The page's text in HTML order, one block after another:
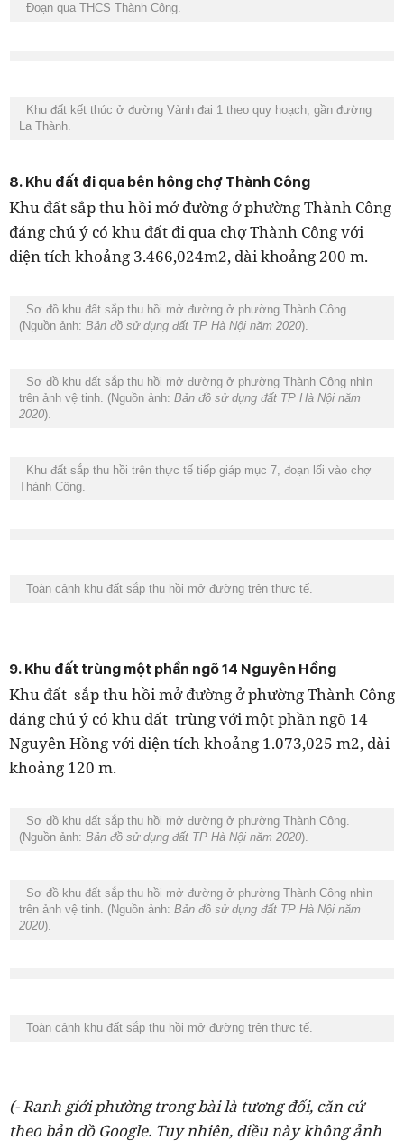
Đoạn qua THCS Thành Công.
Khu đất kết thúc ở đường Vành đai 1 theo quy hoạch, gần đường
La Thành.
8. Khu đất đi qua bên hông chợ Thành Công
Khu đất sắp thu hồi mở đường ở phường Thành Công
đáng chú ý có khu đất đi qua chợ Thành Công với
diện tích khoảng 3.466,024m2, dài khoảng 200 m.
Sơ đồ khu đất sắp thu hồi mở đường ở phường Thành Công.
(Nguồn ảnh: Bản đồ sử dụng đất TP Hà Nội năm 2020).
Sơ đồ khu đất sắp thu hồi mở đường ở phường Thành Công nhìn
trên ảnh vệ tinh. (Nguồn ảnh: Bản đồ sử dụng đất TP Hà Nội năm
2020).
Khu đất sắp thu hồi trên thực tế tiếp giáp mục 7, đoạn lối vào chợ
Thành Công.
Toàn cảnh khu đất sắp thu hồi mở đường trên thực tế.
9. Khu đất trùng một phần ngõ 14 Nguyên Hồng
Khu đất sắp thu hồi mở đường ở phường Thành Công
đáng chú ý có khu đất trùng với một phần ngõ 14
Nguyên Hồng với diện tích khoảng 1.073,025 m2, dài
khoảng 120 m.
Sơ đồ khu đất sắp thu hồi mở đường ở phường Thành Công.
(Nguồn ảnh: Bản đồ sử dụng đất TP Hà Nội năm 2020).
Sơ đồ khu đất sắp thu hồi mở đường ở phường Thành Công nhìn
trên ảnh vệ tinh. (Nguồn ảnh: Bản đồ sử dụng đất TP Hà Nội năm
2020).
Toàn cảnh khu đất sắp thu hồi mở đường trên thực tế.
(- Ranh giới phường trong bài là tương đối, căn cứ
theo bản đồ Google. Tuy nhiên, điều này không ảnh